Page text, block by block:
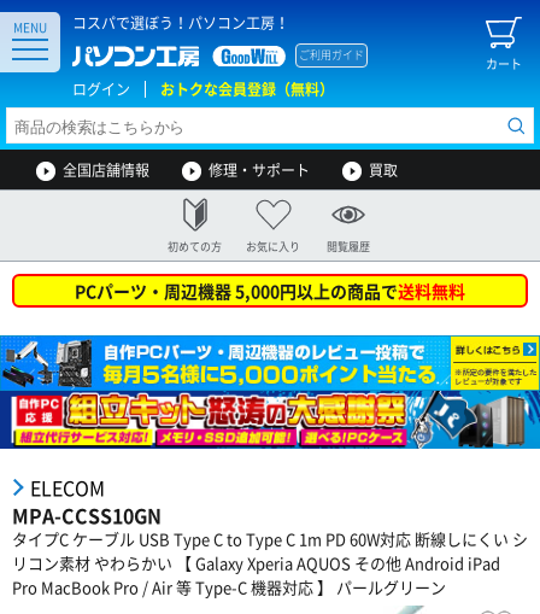
コスパで選ぼう！パソコン工房！
カート
ご利用ガイド
ログイン おトクな会員登録（無料）
MENU
全国店舗情報 修理・サポート 買取
初めての方 お気に入り 閲覧履歴
PCパーツ・周辺機器 5,000円以上の商品で送料無料
ELECOM
MPA-CCSS10GN
タイプC ケーブル USB Type C to Type C 1m PD 60W対応 断線しにくい シ
リコン素材 やわらかい 【 Galaxy Xperia AQUOS その他 Android iPad
Pro MacBook Pro / Air 等 Type-C 機器対応 】 パールグリーン